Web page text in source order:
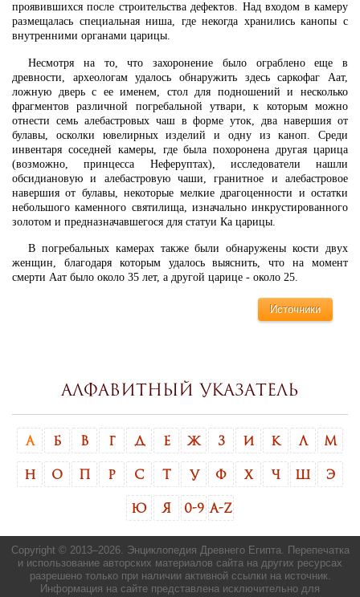
проявившихся после строительства дефектов. Над входом в камеру
размещалась специальная ниша, где некогда хранились канопы с
внутренними органами царицы.
Несмотря на то, что захоронение было ограблено еще в
древности, археологам удалось обнаружить здесь саркофаг Аат,
ложную дверь с ее именем, стол для подношений и несколько
фрагментов различной погребальной утвари, к которым можно
отнести семь алебастровых чаш в форме уток, два навершия от
булавы, осколки ювелирных изделий и одну из каноп. Среди
инвентаря соседней камеры, где была похоронена другая царица
(возможно, принцесса Неферуптах), исследователи нашли
обсидиановую и алебастровую чаши, гранитное и алебастровое
навершия от булавы, некоторые мелкие драгоценности и остатки
небольшого каменного святилища, изначально инкрустированного
золотом и предназначавшегося для статуи Ка царицы.
В погребальных камерах также были обнаружены кости двух
женщин, благодаря которым удалось выяснить, что на момент
смерти Аат было около 35 лет, а другой царице - около 25.
Источники
Алфавитный указатель
А Б В Г Д Е Ж З И К Л М
Н О Р С У Ф Х Ч Э
Ю Я 0-9 A-Z
Copyright © 2013–2026. Энциклопедия Древнего Египта. Перепечатка
и использование авторских материалов сайта на других ресурсах
разрешено только при наличии активной ссылки на источник.
Информация на сайте представлена исключительно для